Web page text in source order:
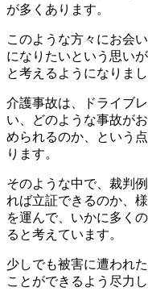
が多くあります。
このような方々にお会
になりたいという思い
と考えるようになりまし
介護事故は、ドライブ
い、どのような事故が
められるのか、という
ります。
そのような中で、裁判
れば立証できるのか、
を運んで、いかに多く
ると考えています。
少しでも被害に遭われ
ことができるよう尽力